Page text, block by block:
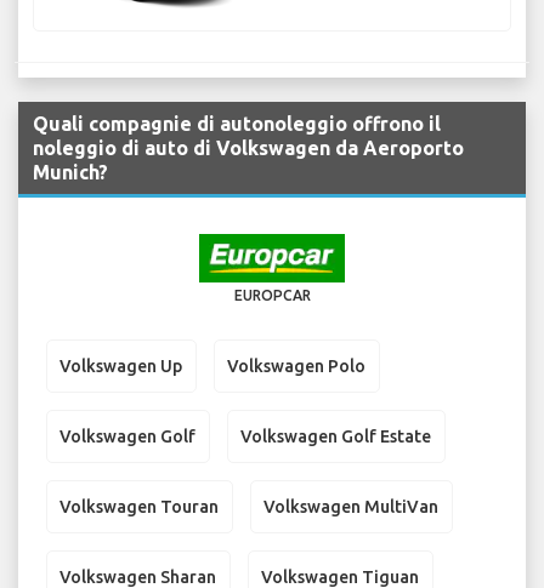
Quali compagnie di autonoleggio offrono il
noleggio di auto di Volkswagen da Aeroporto
Munich?
EUROPCAR
Volkswagen Up Volkswagen Polo
Volkswagen Golf Volkswagen Golf Estate
Volkswagen Touran Volkswagen MultiVan
Volkswagen Sharan Volkswagen Tiguan